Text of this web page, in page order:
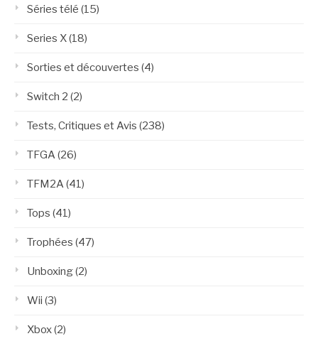
Séries télé (15)
Series X(18)
Sorties et découvertes (4)
Switch 2 (2)
Tests, Critiques et Avis (238)
TFGA(26)
TFM2A(41)
Tops (41)
Trophées (47)
Unboxing(2)
Wii (3)
Xbox(2)